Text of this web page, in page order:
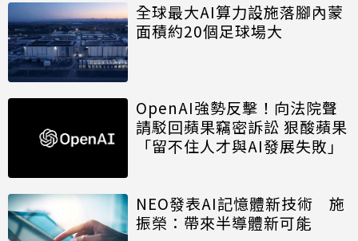
全球最大AI算力設施落腳內蒙
面積約20個足球場大
OpenAI強勢反擊！向法院聲
請駁回蘋果竊密訴訟 狠酸蘋果
「留不住人才與AI發展失敗」
NEO發表AI記憶體新技術 施
振榮：帶來半導體新可能